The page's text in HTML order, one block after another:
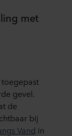
met
gevel.
de
bij
Vand in